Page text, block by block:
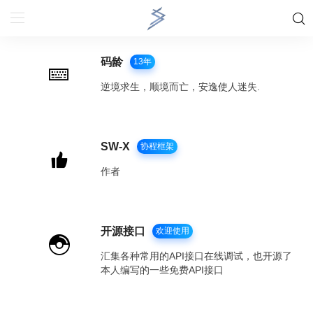
码龄 13年
逆境求生，顺境而亡，安逸使人迷失.
SW-X 协程框架
作者
开源接口 欢迎使用
汇集各种常用的API接口在线调试，也开源了
本人编写的一些免费API接口